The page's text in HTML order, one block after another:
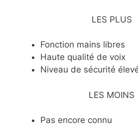
LES PLUS
​Fonction mains libres
​Haute qualité de voix
​Niveau de sécurité
LES MOINS
​Pas encore connu